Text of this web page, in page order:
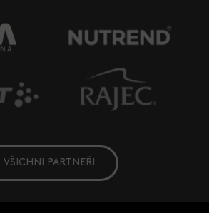
VŠICHNI PARTNEŘI